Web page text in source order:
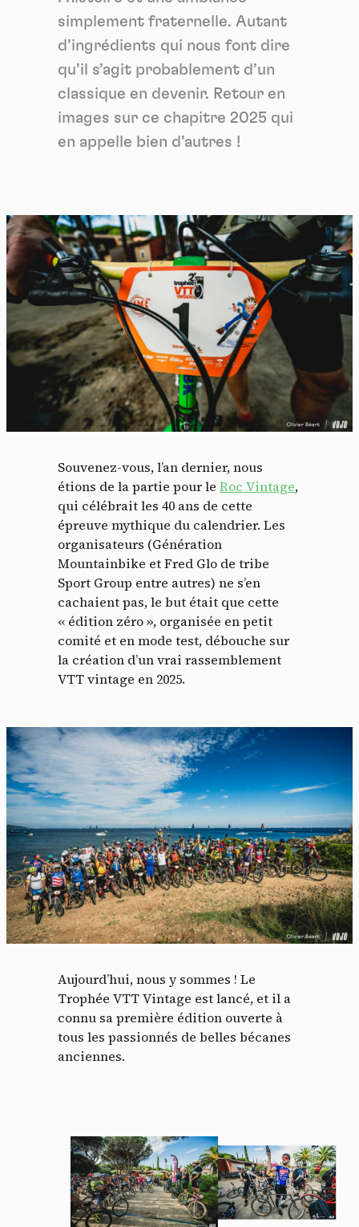
simplement fraternelle. Autant
d’ingrédients qui nous font dire
qu’il s’agit probablement d’un
classique en devenir. Retour en
images sur ce chapitre 2025 qui
en appelle bien d’autres !
Souvenez-vous, l’an dernier, nous
étions de la partie pour le Roc Vintage,
qui célébrait les 40 ans de cette
épreuve mythique du calendrier. Les
organisateurs (Génération
Mountainbike et Fred Glo de tribe
Sport Group entre autres) ne s’en
cachaient pas, le but était que cette
« édition zéro », organisée en petit
comité et en mode test, débouche sur
la création d’un vrai rassemblement
VTT vintage en 2025.
Aujourd’hui, nous y sommes ! Le
Trophée VTT Vintage est lancé, et il a
connu sa première édition ouverte à
tous les passionnés de belles bécanes
anciennes.